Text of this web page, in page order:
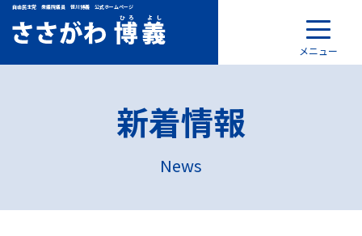
自由民主党 衆議院議員 笹川博義 公式ホームページ
メニュー
新着情報
News